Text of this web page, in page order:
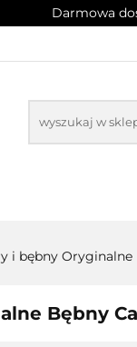
Darmowa
i bębny Oryginalne
Bębny